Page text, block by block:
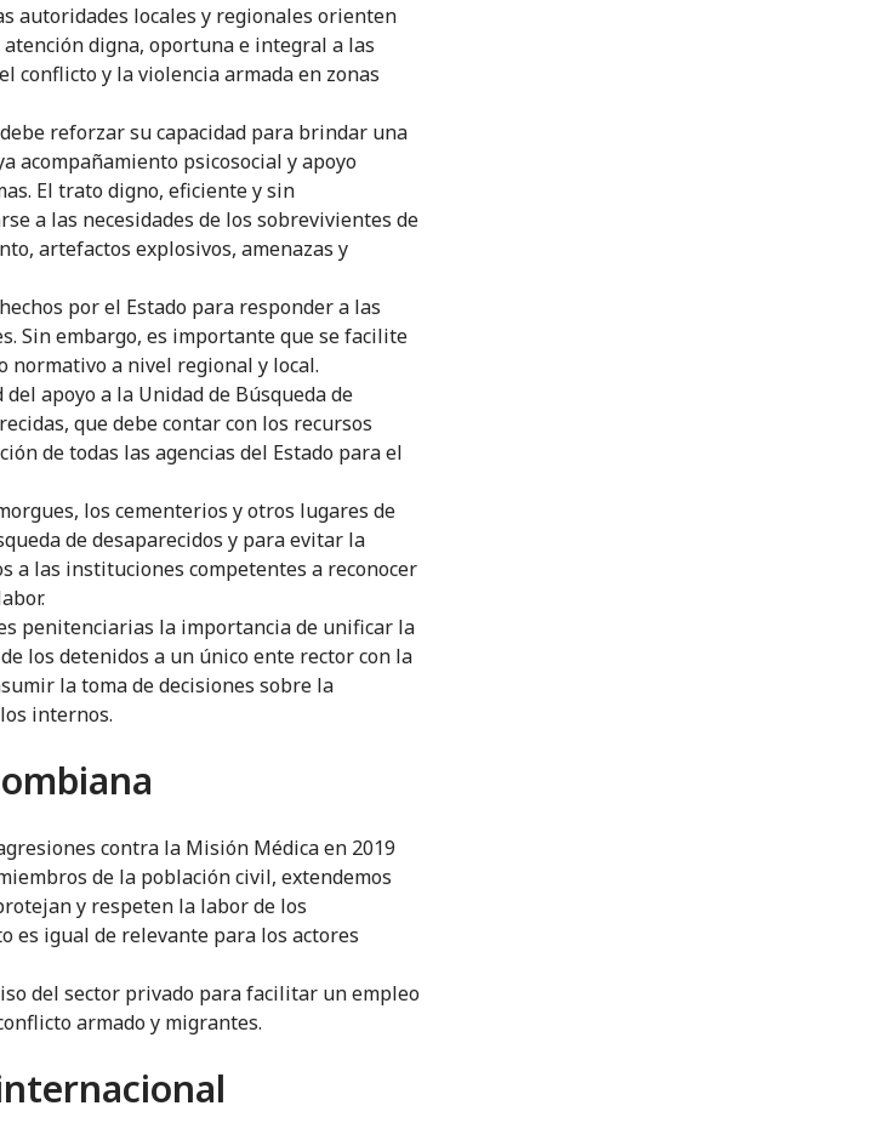
autoridades locales y regionales orienten
digna, oportuna e integral a las
conflicto y la violencia armada en zonas
reforzar su capacidad para brindar una
acompañamiento psicosocial y apoyo
El trato digno, eficiente y sin
a las necesidades de los sobrevivientes de
artefactos explosivos, amenazas y
por el Estado para responder a las
Sin embargo, es importante que se facilite
normativo a nivel regional y local.
apoyo a la Unidad de Búsqueda de
que debe contar con los recursos
de todas las agencias del Estado para el
los cementerios y otros lugares de
de desaparecidos y para evitar la
a las instituciones competentes a reconocer
penitenciarias la importancia de unificar la
los detenidos a un único ente rector con la
la toma de decisiones sobre la
internos.
contra la Misión Médica en 2019
de la población civil, extendemos
y respeten la labor de los
es igual de relevante para los actores
del sector privado para facilitar un empleo
armado y migrantes.